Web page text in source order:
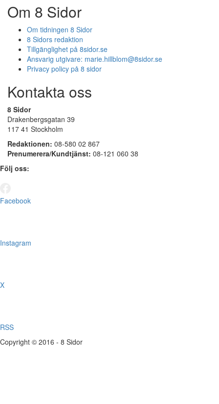
Om 8 Sidor
Om tidningen 8 Sidor
8 Sidors redaktion
Tillgänglighet på 8sidor.se
Ansvarig utgivare: marie.hillblom@8sidor.se
Privacy policy på 8 sidor
Kontakta oss
8 Sidor
Drakenbergsgatan 39
117 41 Stockholm
Redaktionen: 08-580 02 867
Prenumerera/Kundtjänst: 08-121 060 38
Följ oss:
Facebook
Instagram
X
RSS
Copyright © 2016 - 8 Sidor